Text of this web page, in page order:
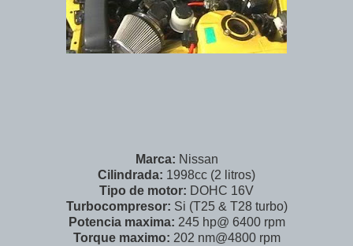
Marca: Nissan
Cilindrada: 1998cc (2 litros)
Tipo de motor: DOHC 16V
Turbocompresor: Si (T25 & T28 turbo)
Potencia maxima: 245 hp@ 6400 rpm
Torque maximo: 202 nm@4800 rpm